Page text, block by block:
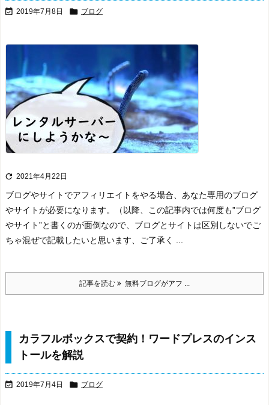
 2019年7月8日  ブログ
 2021年4月22日
ブログやサイトでアフィリエイトをやる場合、あなた専用のブログ
やサイトが必要になります。
（以降、この記事内では何度も”ブログ
やサイト”と書くのが面倒なので、ブログとサイトは区別しないでご
ちゃ混ぜで記載したいと思います、ご了承く ...
記事を読む 無料ブログがアフ ...
カラフルボックスで契約！ワードプレスのインス
トールを解説
 2019年7月4日  ブログ